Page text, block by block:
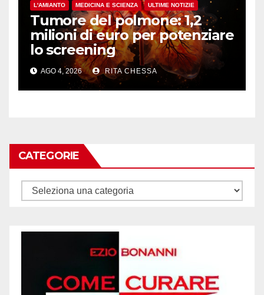
L'AMIANTO MEDICINA E SCIENZA ULTIME NOTIZIE
Tumore del polmone: 1,2
milioni di euro per potenziare
lo screening
AGO 4, 2026 RITA CHESSA
CATEGORIE
Categorie